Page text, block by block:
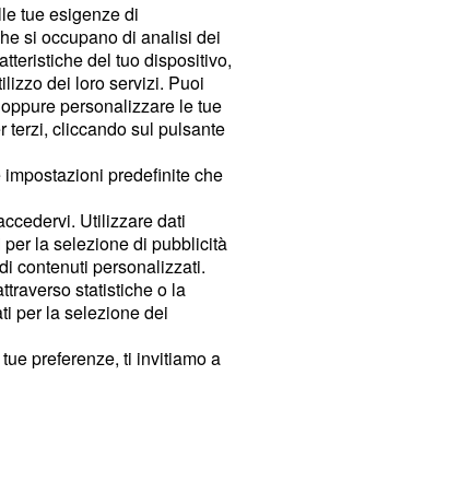
tue esigenze di
si occupano di analisi dei
del tuo dispositivo,
dei loro servizi. Puoi
personalizzare le tue
terzi, cliccando sul pulsante
predefinite che
Utilizzare dati
la selezione di pubblicità
contenuti personalizzati.
statistiche o la
per la selezione dei
preferenze, ti invitiamo a